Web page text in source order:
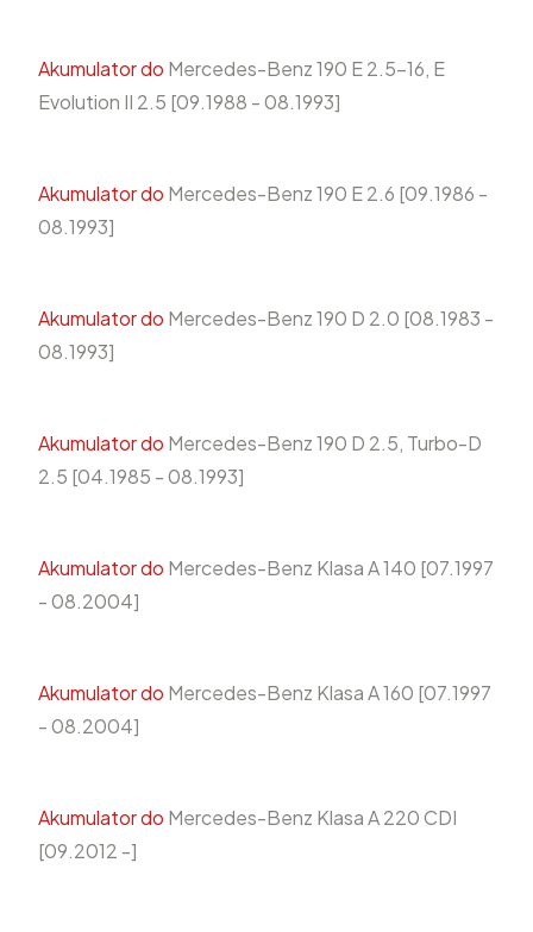
Akumulator do Mercedes-Benz 190 E 2.5-16, E
Evolution II 2.5 [09.1988 - 08.1993]
Akumulator do Mercedes-Benz 190 E 2.6 [09.1986 -
08.1993]
Akumulator do Mercedes-Benz 190 D 2.0 [08.1983 -
08.1993]
Akumulator do Mercedes-Benz 190 D 2.5, Turbo-D
2.5 [04.1985 - 08.1993]
Akumulator do Mercedes-Benz Klasa A 140 [07.1997
- 08.2004]
Akumulator do Mercedes-Benz Klasa A 160 [07.1997
- 08.2004]
Akumulator do Mercedes-Benz Klasa A 220 CDI
[09.2012 -]